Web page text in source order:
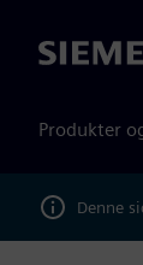
Siemens
Produkter
Denne